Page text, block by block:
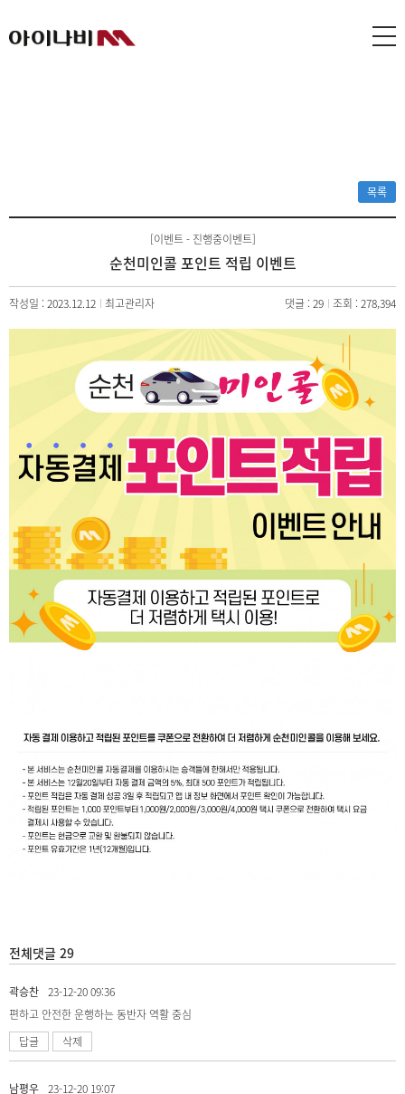
목록
[이벤트 - 진행중이벤트]
순천미인콜 포인트 적립 이벤트
작성일 : 2023.12.12 최고관리자 댓글 : 29 조회 : 278,394
전체댓글 29
곽승찬 23-12-20 09:36
편하고 안전한 운행하는 동반자 역활 중심
답글
삭제
남평우 23-12-20 19:07